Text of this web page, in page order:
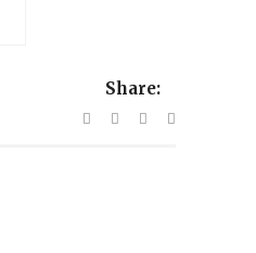
Share: